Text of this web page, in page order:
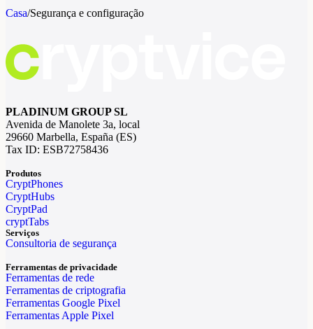
Casa/Segurança e configuração
PLADINUM GROUP SL
Avenida de Manolete 3a, local
29660 Marbella, España (ES)
Tax ID: ESB72758436
Produtos
CryptPhones
CryptHubs
CryptPad
cryptTabs
Serviços
Consultoria de segurança
Ferramentas de privacidade
Ferramentas de rede
Ferramentas de criptografia
Ferramentas Google Pixel
Ferramentas Apple Pixel